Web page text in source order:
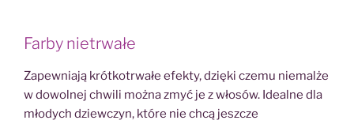
Farby nietrwałe
Zapewniają krótkotrwałe efekty, dzięki czemu niemalże
w dowolnej chwili można zmyć je z włosów. Idealne dla
młodych dziewczyn, które nie chcą jeszcze